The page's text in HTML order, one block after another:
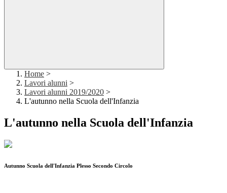
Home >
Lavori alunni >
Lavori alunni 2019/2020 >
L'autunno nella Scuola dell'Infanzia
L'autunno nella Scuola dell'Infanzia
Autunno Scuola dell'Infanzia Plesso Secondo Circolo